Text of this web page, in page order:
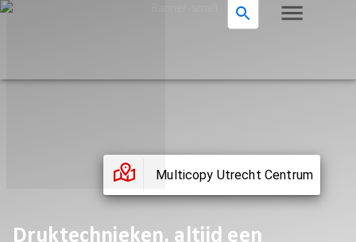
Multicopy Utrecht Centrum
Druktechnieken, altijd een